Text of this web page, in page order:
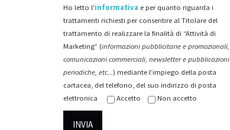
Ho letto l'informativa e per quanto riguarda i
trattamenti richiesti per consentire al Titolare del
trattamento di realizzare la finalità di “Attività di
Marketing” (informazioni pubblicitarie e promozionali,
comunicazioni commerciali, newsletter e pubblicazioni
periodiche, etc...) mediante l’impiego della posta
cartacea, del telefono, del suo indirizzo di posta
elettronica
Accetto Non accetto